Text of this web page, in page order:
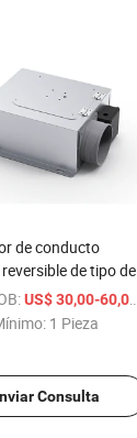
de conducto
de tipo de
extractor de aire
US$ 30,00-60,00
1 Pieza
Consulta